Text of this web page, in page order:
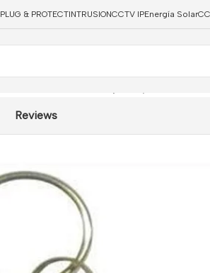
PLUG & PROTECTINTRUSIONCCTV IPEnergía Solar
Reviews